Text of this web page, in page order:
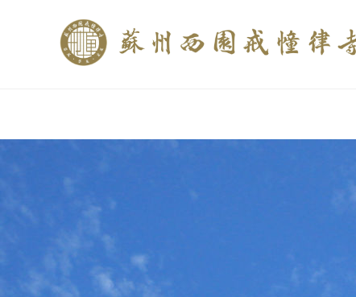
$description = category_description(); } elseif (is_tag()){ $keywords
trim(strip_tags($description)); ?>